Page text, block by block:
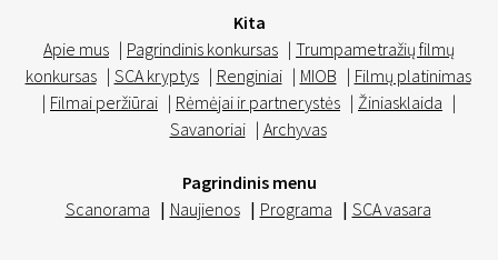
Kita
Apie mus | Pagrindinis konkursas | Trumpametražių filmų
konkursas | SCA kryptys | Renginiai | MIOB | Filmų platinimas
| Filmai peržiūrai | Rėmėjai ir partnerystės | Žiniasklaida |
Savanoriai | Archyvas
Pagrindinis menu
Scanorama | Naujienos | Programa | SCA vasara